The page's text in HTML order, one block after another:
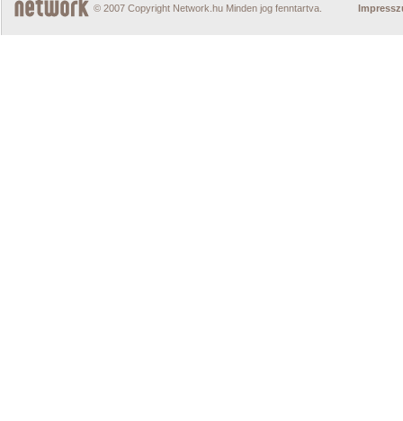
© 2007 Copyright Network.hu Minden jog fenntartva.